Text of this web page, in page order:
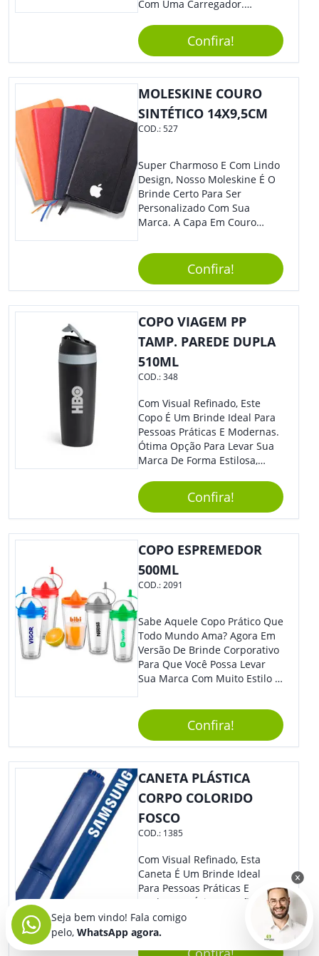
Com Uma Carregador.
Resistente, Com A Qualidade
Que Os Colaboradores
Buscam, E O Design É
Moderno, Destacando Ainda
Mais Sua Marca.
Confira!
MOLESKINE COURO
SINTÉTICO 14X9,5CM
COD.:527
Super Charmoso E Com Lindo
Design, Nosso Moleskine É O
Brinde Certo Para Ser
Personalizado Com Sua
Marca. A Capa Em Couro
Elástico Permite Maior
Segurança Ao Carregá-Lo.
Ofereça A Seus Clientes E
Colaboradores, Sem Dúvidas
Eles Irão Adorar.
Confira!
COPO VIAGEM PP
TAMP. PAREDE DUPLA
510ML
COD.:348
Com Visual Refinado, Este
Copo É Um Brinde Ideal Para
Pessoas Práticas E Modernas.
Ótima Opção Para Levar Sua
Marca De Forma Estilosa,
Empresa Em Eventos,
Reuniões Corporativas Ou Até
Mesmo Para Presentear
Colaboradores.
Confira!
COPO ESPREMEDOR
500ML
COD.:2091
Sabe Aquele Copo Prático Que
Todo Mundo Ama? Agora Em
Versão De Brinde Corporativo
Para Que Você Possa Levar
Sua Marca Com Muito Estilo E
Praticidade À Eventos E Feiras
De Exposição.Confira!
CANETA PLÁSTICA
CORPO COLORIDO
FOSCO
COD.: 1385
Com Visual Refinado, Esta
Caneta É Um Brinde Ideal
Para Pessoas Práticas E
Modernas. Ótima Opção Para
Levar Sua Marca De Forma
Estilosa, Agregando Valor Para
Sua Empresa Em Eventos,
Seja bem vindo! Fala comigo
pelo, WhatsApp agora.